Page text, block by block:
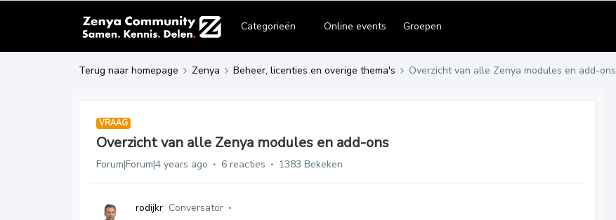
Categorieën Online events Groepen
Terug naar homepage Zenya Beheer, licenties en overige thema's Overzicht van alle Zenya modules en add-ons
VRAAG
Overzicht van alle Zenya modules en add-ons
Forum|Forum|4 years ago 6 reacties 1383 Bekeken
rodijkr Conversator